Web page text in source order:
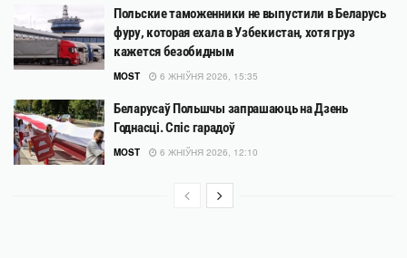
Польские таможенники не выпустили в Беларусь
фуру, которая ехала в Узбекистан, хотя груз
кажется безобидным
MOST 6 ЖНІЎНЯ 2026, 15:35
Беларусаў Польшчы запрашаюць на Дзень
Годнасці. Спіс гарадоў
MOST 6 ЖНІЎНЯ 2026, 12:10